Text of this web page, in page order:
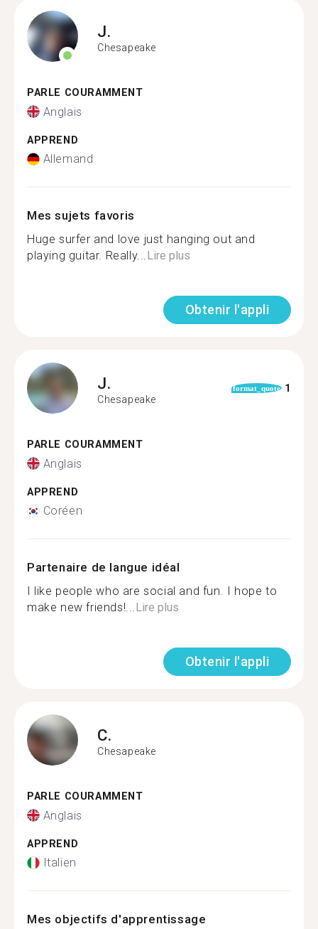
J.
Chesapeake
PARLE COURAMMENT
Anglais
APPREND
Allemand
Mes sujets favoris
Huge surfer and love just hanging out and
playing guitar. Really...Lire plus
Obtenir l'appli
J.
Chesapeake
format_quote 1
PARLE COURAMMENT
Anglais
APPREND
Coréen
Partenaire de langue idéal
I like people who are social and fun. I hope to
make new friends!...Lire plus
Obtenir l'appli
C.
Chesapeake
PARLE COURAMMENT
Anglais
APPREND
Italien
Mes objectifs d'apprentissage